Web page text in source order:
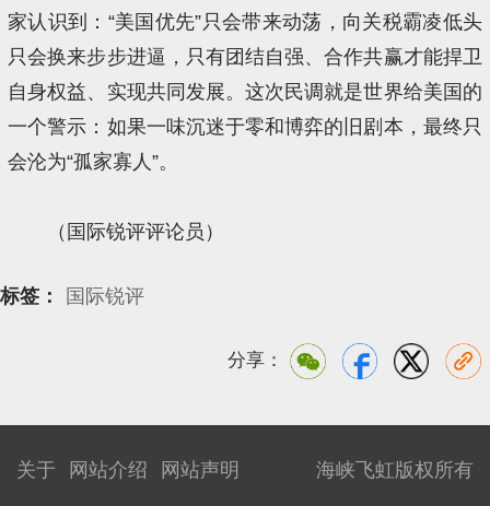
家认识到：“美国优先”只会带来动荡，向关税霸凌低头
只会换来步步进逼，只有团结自强、合作共赢才能捍卫
自身权益、实现共同发展。这次民调就是世界给美国的
一个警示：如果一味沉迷于零和博弈的旧剧本，最终只
会沦为“孤家寡人”。
（国际锐评评论员）
标签： 国际锐评
分享：
海峡飞虹版权所有
关于 网站介绍 网站声明